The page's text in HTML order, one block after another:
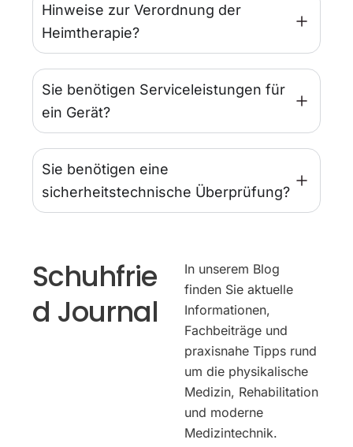
Hinweise zur Verordnung der
Heimtherapie?
Sie benötigen Serviceleistungen für
ein Gerät?
Sie benötigen eine
sicherheitstechnische Überprüfung?
Schuhfrie
d Journal
In unserem Blog
finden Sie aktuelle
Informationen,
Fachbeiträge und
praxisnahe Tipps rund
um die physikalische
Medizin, Rehabilitation
und moderne
Medizintechnik.